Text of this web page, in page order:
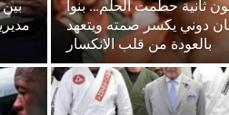
ثانية حطّمت الحلم… بنوا
دوني يكسر صمته ويتعهد
بالعودة من قلب الانكسار